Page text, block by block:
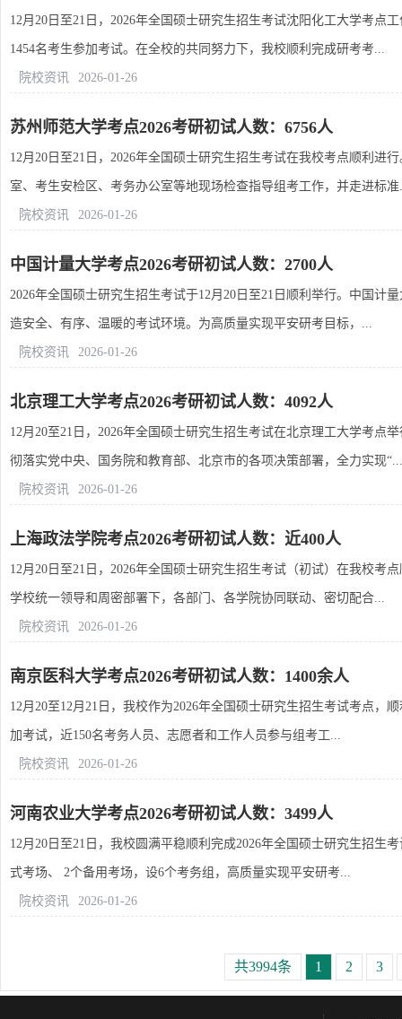
12月20日至21日，2026年全国硕士研究生招生考试沈阳化工大学考点
1454名考生参加考试。在全校的共同努力下，我校顺利完成研考考...
院校资讯 2026-01-26
苏州师范大学考点2026考研初试人数：6756人
12月20日至21日，2026年全国硕士研究生招生考试在我校考点顺利
室、考生安检区、考务办公室等地现场检查指导组考工作，并走进标准
院校资讯 2026-01-26
中国计量大学考点2026考研初试人数：2700人
2026年全国硕士研究生招生考试于12月20日至21日顺利举行。中国计
造安全、有序、温暖的考试环境。为高质量实现平安研考目标，...
院校资讯 2026-01-26
北京理工大学考点2026考研初试人数：4092人
12月20至21日，2026年全国硕士研究生招生考试在北京理工大学考
彻落实党中央、国务院和教育部、北京市的各项决策部署，全力实现“...
院校资讯 2026-01-26
上海政法学院考点2026考研初试人数：近400人
12月20日至21日，2026年全国硕士研究生招生考试（初试）在我校考
学校统一领导和周密部署下，各部门、各学院协同联动、密切配合...
院校资讯 2026-01-26
南京医科大学考点2026考研初试人数：1400余人
12月20至12月21日，我校作为2026年全国硕士研究生招生考试考点，
加考试，近150名考务人员、志愿者和工作人员参与组考工...
院校资讯 2026-01-26
河南农业大学考点2026考研初试人数：3499人
12月20日至21日，我校圆满平稳顺利完成2026年全国硕士研究生招生
式考场、 2个备用考场，设6个考务组，高质量实现平安研考...
院校资讯 2026-01-26
共3994条 1 2 3